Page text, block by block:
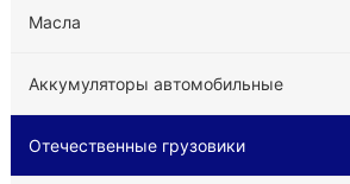
Масла
Аккумуляторы автомобильные
Отечественные грузовики